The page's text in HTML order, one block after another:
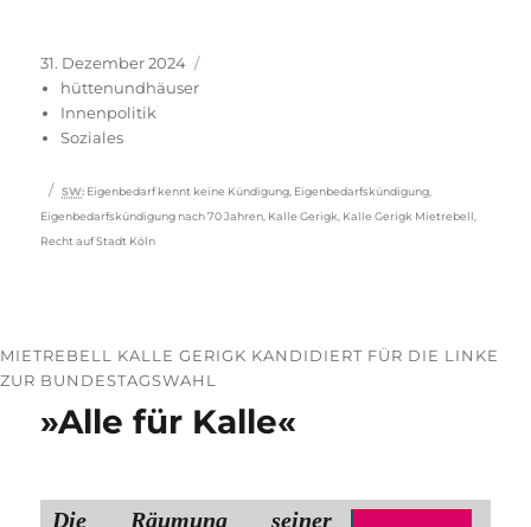
Veröffentlicht
am
31. Dezember 2024
hüttenundhäuser
Innenpolitik
Soziales
Schlagwörter
SW: Eigenbedarf kennt keine Kündigung Eigenbedarfskündigung
Eigenbedarfskündigung nach 70 Jahren Kalle Gerigk Kalle Gerigk Mietrebell
Recht auf Stadt Köln
MIETREBELL KALLE GERIGK KANDIDIERT FÜR DIE LINKE
ZUR BUNDESTAGSWAHL
»Alle für Kalle«
Die Räumung seiner